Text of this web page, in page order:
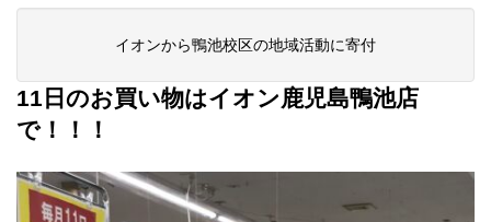
イオンから鴨池校区の地域活動に寄付
11日のお買い物はイオン鹿児島鴨池店
で！！！